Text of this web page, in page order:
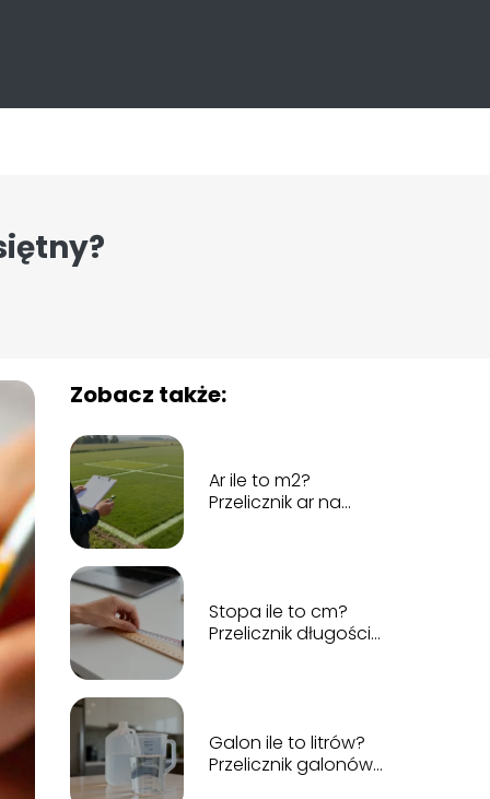
Zobacz także:
Ar ile to m2?
Przelicznik ar na
Stopa ile to cm?
Przelicznik długości
Galon ile to litrów?
Przelicznik galonów